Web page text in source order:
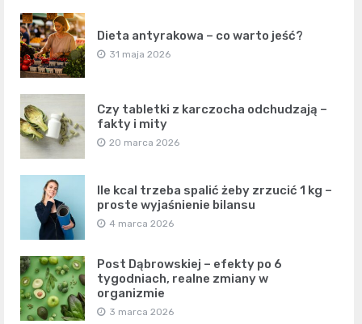
Dieta antyrakowa – co warto jeść?
31 maja 2026
Czy tabletki z karczocha odchudzają –
fakty i mity
20 marca 2026
Ile kcal trzeba spalić żeby zrzucić 1 kg –
proste wyjaśnienie bilansu
4 marca 2026
Post Dąbrowskiej – efekty po 6
tygodniach, realne zmiany w
organizmie
3 marca 2026